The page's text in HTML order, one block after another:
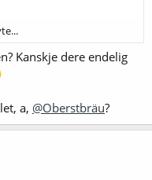
Kanskje dere endelig
a, @Oberstbräu?